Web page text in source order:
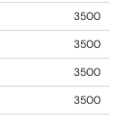
3500
3500
3500
3500